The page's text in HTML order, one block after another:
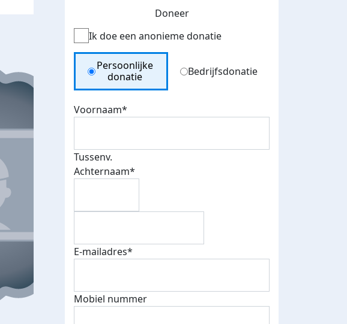
E-mails verstuurd
€500 euro opgehaald: t-shirt
Doneer
Ik doe een anonieme donatie
Donation Type
Persoonlijke
donatie
Bedrijfsdonatie
Voornaam*
Tussenv.
Achternaam*
E-mailadres*
Mobiel nummer